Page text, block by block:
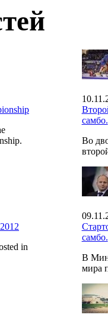
самбо.
Во
in
самбо.
В
мира